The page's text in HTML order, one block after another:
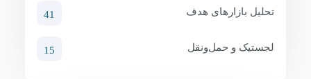
تحلیل بازارهای هدف 41
لجستیک و حمل‌ونقل 15